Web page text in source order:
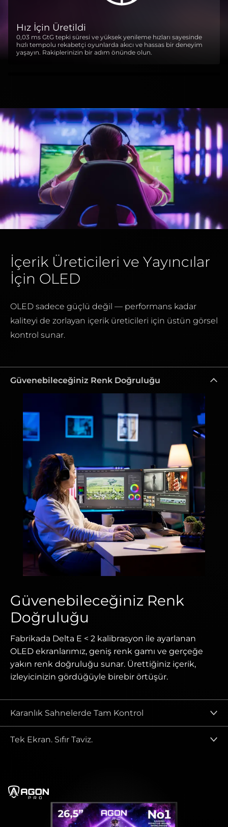
Hız İçin Üretildi
0,03 ms GtG tepki süresi ve yüksek yenileme hızları sayesinde
hızlı tempolu rekabetçi oyunlarda akıcı ve hassas bir deneyim
yaşayın. Rakiplerinizin bir adım önünde olun.
İçerik Üreticileri ve Yayıncılar
İçin OLED
OLED sadece güçlü değil — performans kadar
kaliteyi de zorlayan içerik üreticileri için üstün görsel
kontrol sunar.
Güvenebileceğiniz Renk Doğruluğu
Güvenebileceğiniz Renk
Doğruluğu
Fabrikada Delta E < 2 kalibrasyon ile ayarlanan
OLED ekranlarımız, geniş renk gamı ve gerçeğe
yakın renk doğruluğu sunar. Ürettiğiniz içerik,
izleyicinizin gördüğüyle birebir örtüşür.
Karanlık Sahnelerde Tam Kontrol
Tek Ekran. Sıfır Taviz.